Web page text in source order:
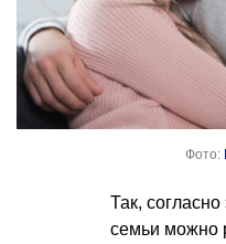
Фото:
Так,
семьи можно